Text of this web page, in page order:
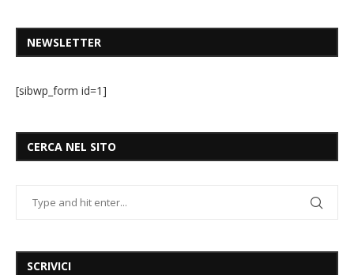
NEWSLETTER
[sibwp_form id=1]
CERCA NEL SITO
SCRIVICI